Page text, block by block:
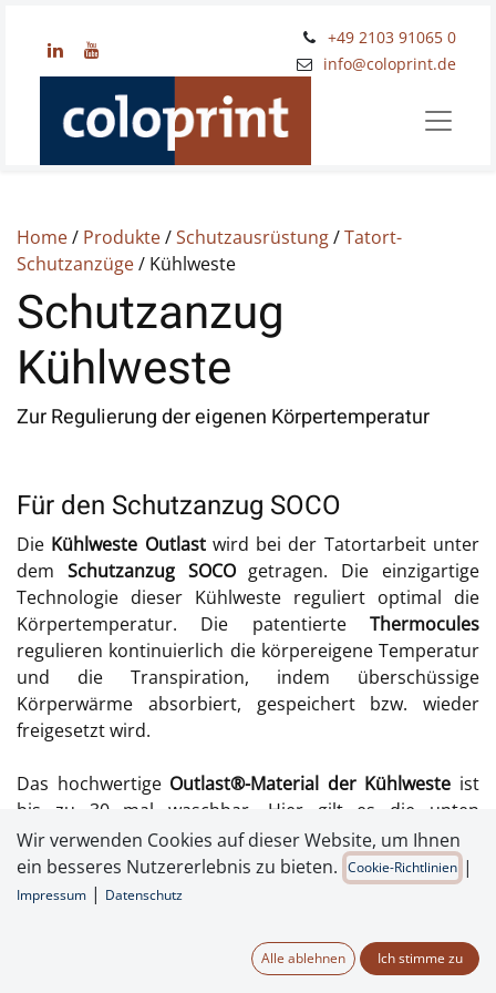
+49 2103 91065 0
​info@coloprint.de
Home/ Produkte/Schutzausrüstung/Tatort-
Schutzanzüge/ Kühlweste
Schutzanzug
Kühlweste
Zur Regulierung der eigenen Körpertemperatur
Für den Schutzanzug SOCO
Die Kühlweste Outlastwird bei der Tatortarbeit unter
dem Schutzanzug SOCOgetragen. Die einzigartige
Technologie dieser Kühlweste reguliert optimal die
Körpertemperatur. Die patentierte Thermocules
regulieren kontinuierlich die körpereigene Temperatur
und die Transpiration, indem überschüssige
Körperwärme absorbiert, gespeichert bzw. wieder
freigesetzt wird.
Das hochwertige Outlast®-Material der Kühlweste ist
bis zu 30 mal waschbar. Hier gilt es die unten
angegebene Waschempfehlung einzuhalten.
Wir verwenden Cookies auf dieser Website, um Ihnen
ein besseres Nutzererlebnis zu bieten. Cookie-Richtlinien |
Impressum | Datenschutz
Alle ablehnen Ich stimme zu